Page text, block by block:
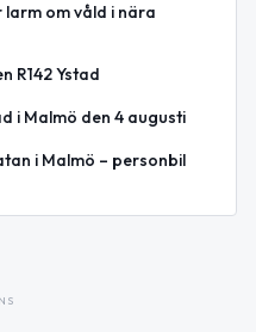
om våld i nära
R142 Ystad
i Malmö den 4 augusti
i Malmö – personbil